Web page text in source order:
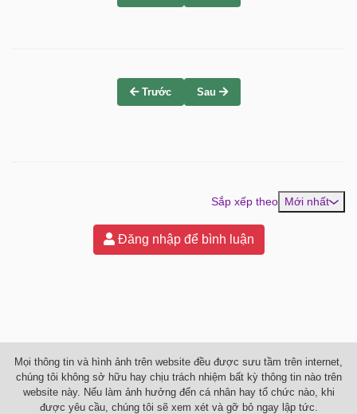
Trước Sau
Sắp xếp theo Mới nhất
Đăng nhập để bình luận
Mọi thông tin và hình ảnh trên website đều được sưu tầm trên internet,
chúng tôi không sở hữu hay chịu trách nhiệm bất kỳ thông tin nào trên
website này. Nếu làm ảnh hưởng đến cá nhân hay tổ chức nào, khi
được yêu cầu, chúng tôi sẽ xem xét và gỡ bỏ ngay lập tức.